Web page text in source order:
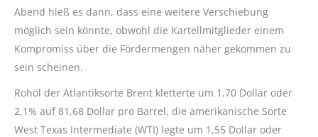
Abend hieß es dann, dass eine weitere Verschiebung
möglich sein könnte, obwohl die Kartellmitglieder einem
Kompromiss über die Fördermengen näher gekommen zu
sein scheinen.
Rohöl der Atlantiksorte Brent kletterte um 1,70 Dollar oder
2,1% auf 81,68 Dollar pro Barrel, die amerikanische Sorte
West Texas Intermediate (WTI) legte um 1,55 Dollar oder